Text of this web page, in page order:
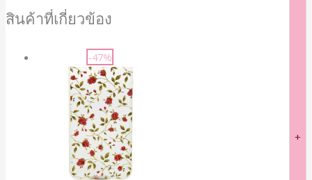
+
สินค้าที่เกี่ยวข้อง
-47%